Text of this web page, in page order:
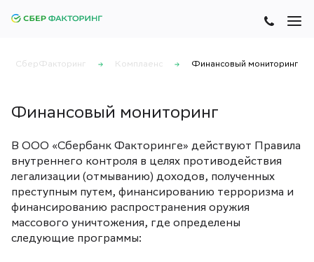
СберФакторинг Комплаенс Финансовый мониторинг
Финансовый мониторинг
В ООО «Сбербанк Факторинге» действуют Правила
внутреннего контроля в целях противодействия
легализации (отмыванию) доходов, полученных
преступным путем, финансированию терроризма и
финансированию распространения оружия
массового уничтожения, где определены
следующие программы: